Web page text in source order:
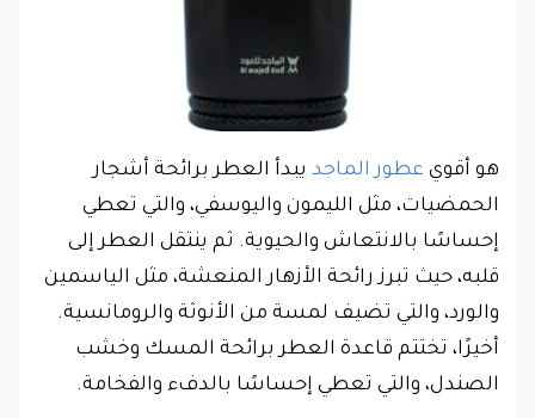
هو أقوي عطور الماجد يبدأ العطر برائحة أشجار
الحمضيات، مثل الليمون واليوسفي، والتي تعطي
إحساسًا بالانتعاش والحيوية. ثم ينتقل العطر إلى
قلبه، حيث تبرز رائحة الأزهار المنعشة، مثل الياسمين
والورد، والتي تضيف لمسة من الأنوثة والرومانسية.
أخيرًا، تختتم قاعدة العطر برائحة المسك وخشب
الصندل، والتي تعطي إحساسًا بالدفء والفخامة.